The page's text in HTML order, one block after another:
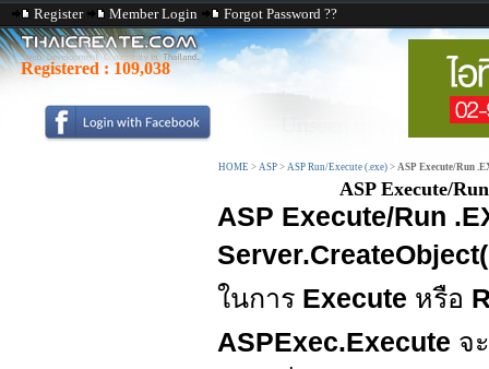
Register Member Login Forgot Password ??
Registered : 109,038
HOME > ASP > ASP Run/Execute (.exe) > ASP Execute/Run
ASP Execute/
ASP Execute/Run
ในการ Execute หรือ
ASPExec.Execute จ